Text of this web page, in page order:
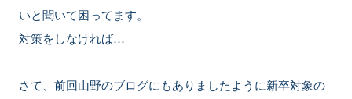
いと聞いて困ってます。
対策をしなければ…
さて、前回山野のブログにもありましたように新卒対象の